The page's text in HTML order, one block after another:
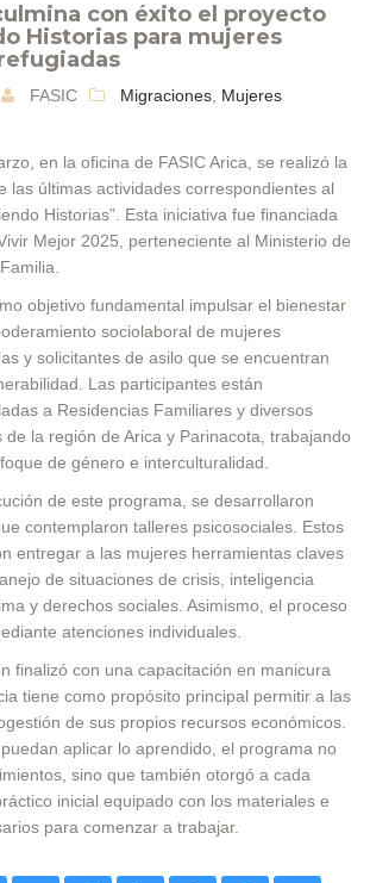
con éxito el proyecto
Historias para mujeres
FASIC Migraciones Mujeres
en la oficina de FASIC Arica, se realizó la
las últimas actividades correspondientes al
Historias” . Esta iniciativa fue financiada
Mejor 2025, perteneciente al Ministerio de
objetivo fundamental impulsar el bienestar
sociolaboral de mujeres
y solicitantes de asilo que se encuentran
. Las participantes están
a Residencias Familiares y diversos
de la región de Arica y Parinacota, trabajando
de género e interculturalidad
de este programa, se desarrollaron
contemplaron talleres psicosociales . Estos
entregar a las mujeres herramientas claves
de situaciones de crisis, inteligencia
y derechos sociales . Asimismo, el proceso
atenciones individuales
finalizó con una capacitación en manicura
tiene como propósito principal permitir a las
de sus propios recursos económicos
aplicar lo aprendido, el programa no
sino que también otorgó a cada
inicial equipado con los materiales e
para comenzar a trabajar.